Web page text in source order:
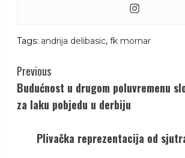
Tags: andrija delibasic, fk mornar
Continue
Reading
Previous
Budućnost u drugom poluvremenu
za laku pobjedu u derbiju
Plivačka reprezentacija od